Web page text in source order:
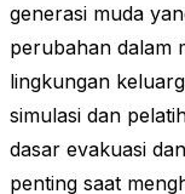
generasi muda
perubahan dalam
lingkungan
simulasi dan
dasar evakuasi
penting saat